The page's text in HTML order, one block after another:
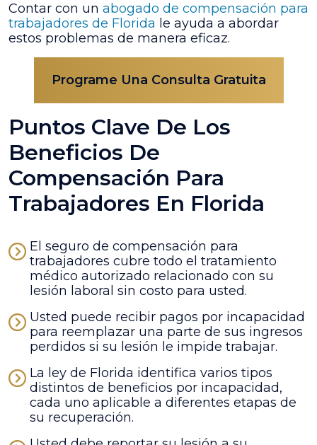
Contar con un abogado de compensación para
trabajadores de Florida le ayuda a abordar
estos problemas de manera eficaz.
Programe Una Consulta Gratuita
Puntos Clave De Los
Beneficios De
Compensación Para
Trabajadores En Florida
El seguro de compensación para
trabajadores cubre todo el tratamiento
médico autorizado relacionado con su
lesión laboral sin costo para usted.
Usted puede recibir pagos por incapacidad
para reemplazar una parte de sus ingresos
perdidos si su lesión le impide trabajar.
La ley de Florida identifica varios tipos
distintos de beneficios por incapacidad,
cada uno aplicable a diferentes etapas de
su recuperación.